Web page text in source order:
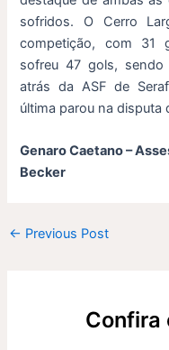
sofridos. O Cerro
competição, com 31
sofreu 47 gols, sendo
atrás da ASF de
última parou na disputa
Genaro Caetano –
Becker
← Previous Post
Confira